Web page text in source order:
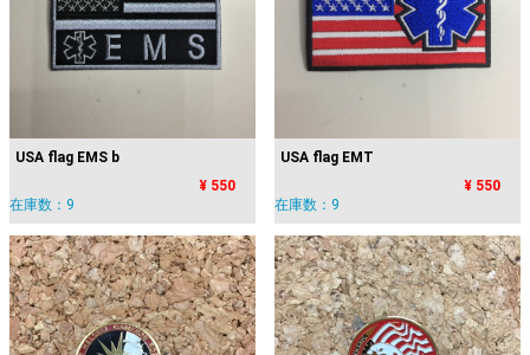
USA flag EMS b
¥ 550
在庫数：9
USA flag EMT
¥ 550
在庫数：9